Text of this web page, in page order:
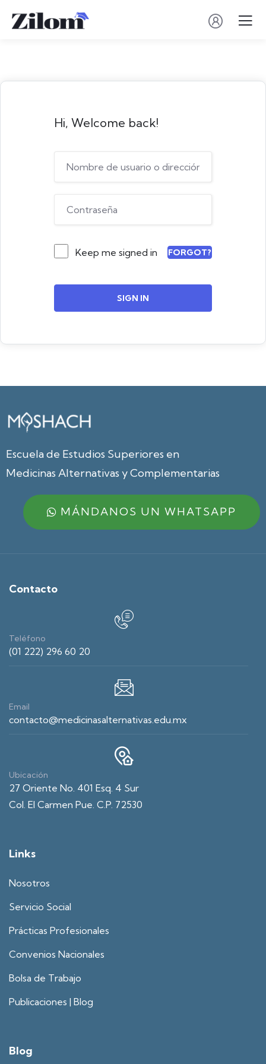
Hi, Welcome back!
Keep me signed in FORGOT?
SIGN IN
Escuela de Estudios Superiores en
Medicinas Alternativas y Complementarias
MÁNDANOS UN WHATSAPP
Contacto
Teléfono
(01 222) 296 60 20
Email
contacto@medicinasalternativas.edu.mx
Ubicación
27 Oriente No. 401 Esq. 4 Sur
Col. El Carmen Pue. C.P. 72530
Links
Nosotros
Servicio Social
Prácticas Profesionales
Convenios Nacionales
Bolsa de Trabajo
Publicaciones | Blog
Blog